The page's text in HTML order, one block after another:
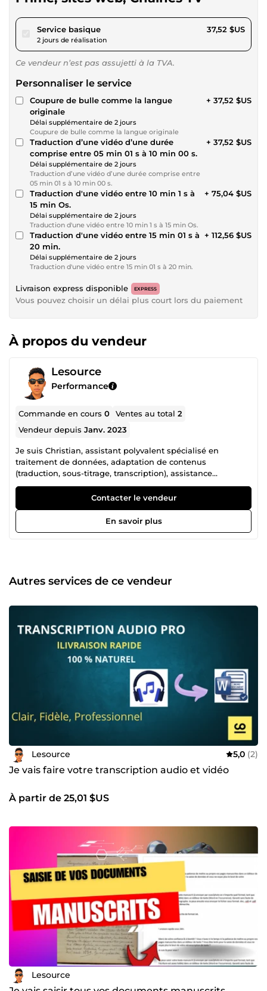
Service basiquepour 34,58 $US
2 jours de réalisation
37,52 $US
Ce vendeur n’est pas assujetti à la TVA.
Personnaliser le service
Coupure de bulle comme la langue
originale
Délai supplémentaire de 2 jours
Coupure de bulle comme la langue originale
+ 37,52 $US
Traduction d’une vidéo d’une durée
comprise entre 05 min 01 s à 10 min 00 s.
Délai supplémentaire de 2 jours
Traduction d’une vidéo d’une durée comprise entre
05 min 01 s à 10 min 00 s.
+ 37,52 $US
Traduction d'une vidéo entre 10 min 1 s à
15 min Os.
Délai supplémentaire de 2 jours
Traduction d'une vidéo entre 10 min 1 s à 15 min Os.
+ 75,04 $US
Traduction d'une vidéo entre 15 min 01 s à
20 min.
Délai supplémentaire de 2 jours
Traduction d'une vidéo entre 15 min 01 s à 20 min.
+ 112,56 $US
Livraison express disponible EXPRESS
Vous pouvez choisir un délai plus court lors du paiement
À propos du vendeur
Lesource
Performance
Commande en cours0 Ventes au total2
Vendeur depuisJanv. 2023
Je suis Christian, assistant polyvalent spécialisé en
traitement de données, adaptation de contenus
(traduction, sous-titrage, transcription), assistance
informatique et création de services optimisés sur
ComeUp. J’accompagne les entreprises et freelances dans
la structuration de leurs contenus et l’amélioration de leur
visibilité en ligne. ✦ Saisie &amp; Traitement de Données
Saisie rapide, précise et structurée. Vérification, correction
au contexte. Sous-titrage clair, lisible et synchronisé.
Transcriptions audio propres, structurées et
de la visibilité et du taux de conversion. ✦ Assistance
Informatique Support technique de base et
accompagnement utilisateur. Aide à l’utilisation des outils
numériques. ✦ Recherche SEO Recherche de mots-clés
pertinents. Analyse de base pour améliorer le
référencement des contenus. Recommandations simples
et efficaces. 💶 Tarif : 10€/heure 👉 Polyvalent, rigoureux et
orienté résultats : j’aide mes clients à structurer leurs
contenus, améliorer leur visibilité et gagner en efficacité.
Contacter le vendeur
En savoir plus
Autres services de ce vendeur
Lesource 5,0 (2)
Je vais faire votre transcription audio et vidéo
À partir de 25,01 $US
Lesource